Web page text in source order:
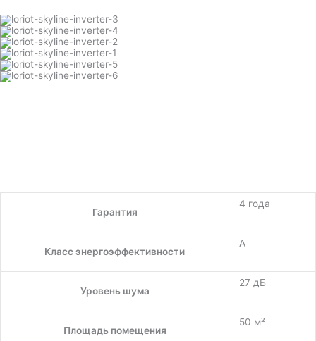
Гарантия
4 года
Класс энергоэффективности
A
Уровень шума
27 дБ
Площадь помещения
50 м²